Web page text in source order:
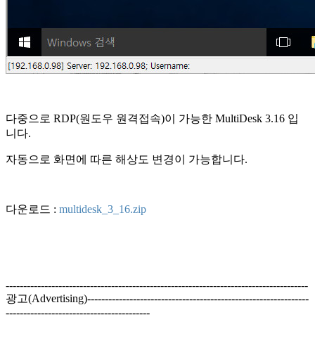
다중으로 RDP(원도우 원격접속)이 가능한 MultiDesk 3.16 입
니다.
자동으로 화면에 따른 해상도 변경이 가능합니다.
다운로드 : multidesk_3_16.zip
--------------------------------------------------------------------------------------
광고(Advertising)---------------------------------------------------------------
-----------------------------------------